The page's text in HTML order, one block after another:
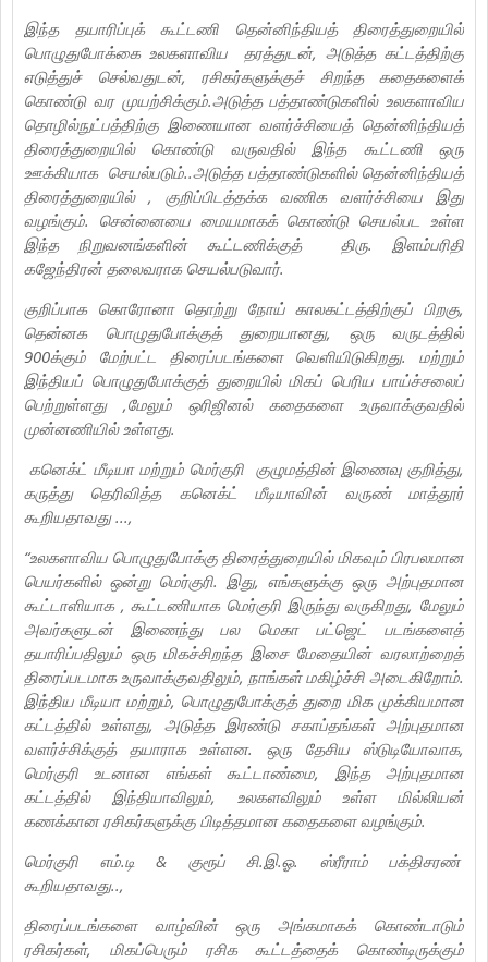
இந்த தயாரிப்புக் கூட்டணி தென்னிந்தியத் திரைத்துறையில்
பொழுதுபோக்கை உலகளாவிய தரத்துடன், அடுத்த கட்டத்திற்கு
எடுத்துச் செல்வதுடன், ரசிகர்களுக்குச் சிறந்த கதைகளைக்
கொண்டு வர முயற்சிக்கும்.அடுத்த பத்தாண்டுகளில் உலகளாவிய
தொழில்நுட்பத்திற்கு இணையான வளர்ச்சியைத் தென்னிந்தியத்
திரைத்துறையில் கொண்டு வருவதில் இந்த கூட்டணி ஒரு
ஊக்கியாக செயல்படும்..அடுத்த பத்தாண்டுகளில் தென்னிந்தியத்
திரைத்துறையில் , குறிப்பிடத்தக்க வணிக வளர்ச்சியை இது
வழங்கும். சென்னையை மையமாகக் கொண்டு செயல்பட உள்ள
இந்த நிறுவனங்களின் கூட்டணிக்குத் திரு. இளம்பரிதி
கஜேந்திரன் தலைவராக செயல்படுவார்.
குறிப்பாக கொரோனா தொற்று நோய் காலகட்டத்திற்குப் பிறகு,
தென்னக பொழுதுபோக்குத் துறையானது, ஒரு வருடத்தில்
900க்கும் மேற்பட்ட திரைப்படங்களை வெளியிடுகிறது. மற்றும்
இந்தியப் பொழுதுபோக்குத் துறையில் மிகப் பெரிய பாய்ச்சலைப்
பெற்றுள்ளது ,மேலும் ஒரிஜினல் கதைகளை உருவாக்குவதில்
முன்னணியில் உள்ளது.
கனெக்ட் மீடியா மற்றும் மெர்குரி குழுமத்தின் இணைவு குறித்து,
கருத்து தெரிவித்த கனெக்ட் மீடியாவின் வருண் மாத்தூர்
கூறியதாவது ...,
“உலகளாவிய பொழுதுபோக்கு திரைத்துறையில் மிகவும் பிரபலமான
பெயர்களில் ஒன்று மெர்குரி. இது, எங்களுக்கு ஒரு அற்புதமான
கூட்டாளியாக , கூட்டணியாக மெர்குரி இருந்து வருகிறது, மேலும்
அவர்களுடன் இணைந்து பல மெகா பட்ஜெட் படங்களைத்
தயாரிப்பதிலும் ஒரு மிகச்சிறந்த இசை மேதையின் வரலாற்றைத்
திரைப்படமாக உருவாக்குவதிலும், நாங்கள் மகிழ்ச்சி அடைகிறோம்.
இந்திய மீடியா மற்றும், பொழுதுபோக்குத் துறை மிக முக்கியமான
கட்டத்தில் உள்ளது, அடுத்த இரண்டு சகாப்தங்கள் அற்புதமான
வளர்ச்சிக்குத் தயாராக உள்ளன. ஒரு தேசிய ஸ்டுடியோவாக,
மெர்குரி உடனான எங்கள் கூட்டாண்மை, இந்த அற்புதமான
கட்டத்தில் இந்தியாவிலும், உலகளவிலும் உள்ள மில்லியன்
கணக்கான ரசிகர்களுக்கு பிடித்தமான கதைகளை வழங்கும்.
மெர்குரி எம்.டி & குரூப் சி.இ.ஓ. ஸ்ரீராம் பக்திசரண்
கூறியதாவது..,
திரைப்படங்களை வாழ்வின் ஒரு அங்கமாகக் கொண்டாடும்
ரசிகர்கள், மிகப்பெரும் ரசிக கூட்டத்தைக் கொண்டிருக்கும்